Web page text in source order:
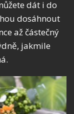
dát i do
dosáhnout
až částečný
jakmile